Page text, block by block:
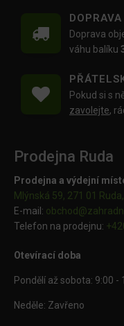
Doprava
váhu balíku
Pokud si s
zavolejte,
Prodejna Ruda
Prodejna a výdejní
Mlýnská 59, 271 01
E-mail: obchod@
Telefon na prodejnu:
Otevírací doba
Pondělí až sobota: 9:00 -
Neděle: Zavřeno